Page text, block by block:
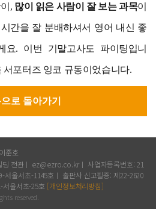
, 많이 읽은 사람이 잘 보는 과목이
간을 잘 분배하셔서 영어 내신 좋
요. 이번 기말고사도 파이팅입니
포터즈 잉코 규동이었습니다.
로 돌아가기
준호
딩 전관ㅣ ez@ezro.co.krㅣ 사업자등록번호: 21
서울서초-1145호ㅣ 출판사 신고필증: 제22-2620
서울서초-25호 [개인정보처리방침]
reserved.